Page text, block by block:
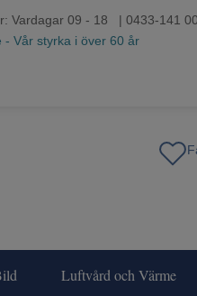
Vardagar 09 - 18 | 0433-141 00
- Vår styrka i över 60 år
Luftvård och Värme